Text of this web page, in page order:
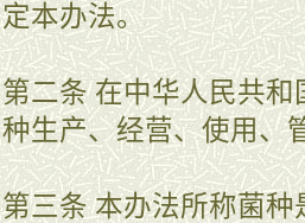
定本办法。
第二条 在中华人民共
种生产、经营、使用、
第三条 本办法所称菌